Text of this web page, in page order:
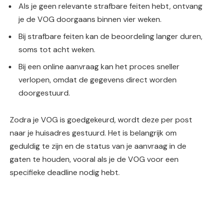
Als je geen relevante strafbare feiten hebt, ontvang
je de VOG doorgaans binnen vier weken.
Bij strafbare feiten kan de beoordeling langer duren,
soms tot acht weken.
Bij een online aanvraag kan het proces sneller
verlopen, omdat de gegevens direct worden
doorgestuurd.
Zodra je VOG is goedgekeurd, wordt deze per post
naar je huisadres gestuurd. Het is belangrijk om
geduldig te zijn en de status van je aanvraag in de
gaten te houden, vooral als je de VOG voor een
specifieke deadline nodig hebt.